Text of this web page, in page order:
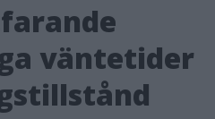
väntetider